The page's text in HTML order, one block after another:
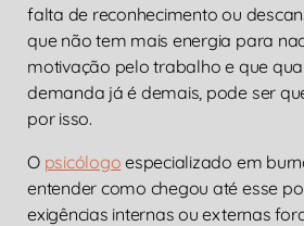
falta de reconhecimento ou
que não tem mais energia para
motivação pelo trabalho e que
demanda já é demais, pode ser
por isso.
O psicólogo especializado em
entender como chegou até esse
exigências internas ou externas